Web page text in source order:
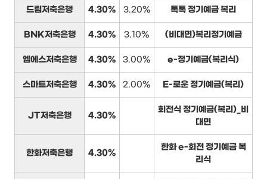
드림저축은행 4.30% 3.20% 톡톡 정기예금 복리
BNK저축은행 4.30% 3.10% (비대면)복리정기예금
엠에스저축은행 4.30% 3.00% e-정기예금(복리식)
스마트저축은행 4.30% 2.00% E-로운 정기예금(복리)
JT저축은행 4.30%
회전식 정기예금(복리)_비
대면
한화저축은행 4.30%
한화 e-회전 정기예금 복
리식